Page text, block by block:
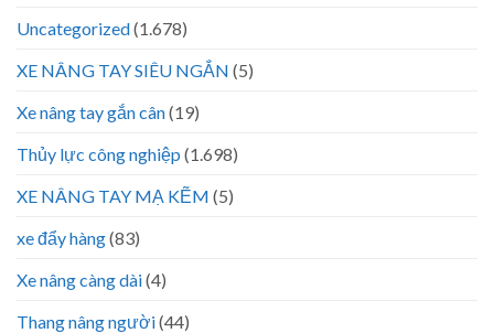
Uncategorized(1.678)
XE NÂNG TAY SIÊU NGẮN (5)
Xe nâng tay gắn cân(19)
Thủy lực công nghiệp (1.698)
XE NÂNG TAY MẠ KẼM (5)
xe đẩy hàng(83)
Xe nâng càng dài(4)
Thang nâng người(44)